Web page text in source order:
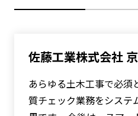
佐藤工業株式会社
あらゆる土木工事で必須
質チェック業務をシステ